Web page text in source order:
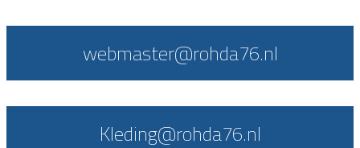
webmaster@rohda76.nl
Kleding@rohda76.nl